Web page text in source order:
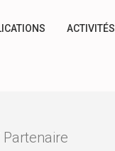
ACTIVITÉS